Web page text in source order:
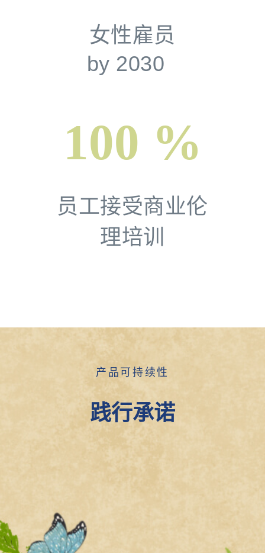
女性雇员
by 2030
100 %
员工接受商业伦
理培训
产品可持续性
践行承诺